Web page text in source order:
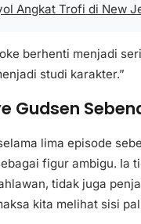
Angkat Trofi di New
berhenti menjadi
studi karakter.”
Gudsen
lima episode
figur ambigu. Ia
tidak juga
kita melihat sisi